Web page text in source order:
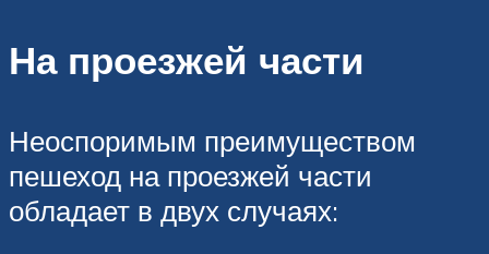
На проезжей части
Неоспоримым преимуществом
пешеход на проезжей части
обладает в двух случаях: